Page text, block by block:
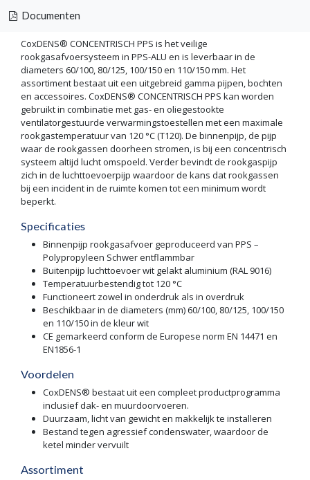
Documenten
CoxDENS® CONCENTRISCH PPS is het veilige
rookgasafvoersysteem in PPS-ALU en is leverbaar in de
diameters 60/100, 80/125, 100/150 en 110/150 mm. Het
assortiment bestaat uit een uitgebreid gamma pijpen, bochten
en accessoires. CoxDENS® CONCENTRISCH PPS kan worden
gebruikt in combinatie met gas- en oliegestookte
ventilatorgestuurde verwarmingstoestellen met een maximale
rookgastemperatuur van 120 °C (T120). De binnenpijp, de pijp
waar de rookgassen doorheen stromen, is bij een concentrisch
systeem altijd lucht omspoeld. Verder bevindt de rookgaspijp
zich in de luchttoevoerpijp waardoor de kans dat rookgassen
bij een incident in de ruimte komen tot een minimum wordt
beperkt.
Specificaties
Binnenpijp rookgasafvoer geproduceerd van PPS –
Polypropyleen Schwer entflammbar
Buitenpijp luchttoevoer wit gelakt aluminium (RAL 9016)
Temperatuurbestendig tot 120 °C
Functioneert zowel in onderdruk als in overdruk
Beschikbaar in de diameters (mm) 60/100, 80/125, 100/150
en 110/150 in de kleur wit
CE gemarkeerd conform de Europese norm EN 14471 en
EN1856-1
Voordelen
CoxDENS® bestaat uit een compleet productprogramma
inclusief dak- en muurdoorvoeren.
Duurzaam, licht van gewicht en makkelijk te installeren
Bestand tegen agressief condenswater, waardoor de
ketel minder vervuilt
Assortiment